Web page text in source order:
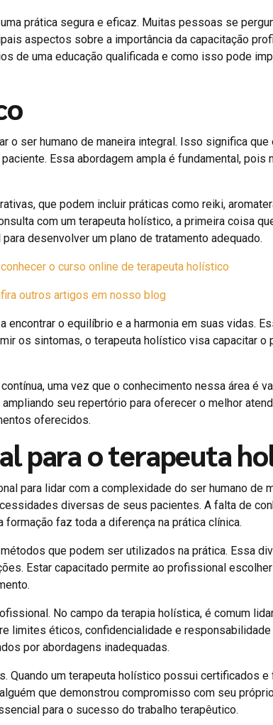
prática segura e eficaz. Muitas pessoas se
aspectos sobre a importância da capacitação
uma educação qualificada e como isso pode
o ser humano de maneira integral. Isso significa
Essa abordagem ampla é fundamental,
que podem incluir práticas como reiki,
com um terapeuta holístico, a primeira coisa
desenvolver um plano de tratamento adequado.
o curso online de terapeuta holístico
outros artigos em nosso blog
o equilíbrio e a harmonia em suas vidas.
os sintomas, o terapeuta holístico visa capacitar
uma vez que o conhecimento nessa área é
seu repertório para oferecer o melhor
oferecidos.
para o terapeuta
para lidar com a complexidade do ser humano de
diversas de seus pacientes. A falta de
formação faz toda a diferença na prática clínica.
que podem ser utilizados na prática. Essa
Estar capacitado permite ao profissional
No campo da terapia holística, é comum
limites éticos, confidencialidade e
por abordagens inadequadas.
Quando um terapeuta holístico possui certificados
que demonstrou compromisso com seu
para o sucesso do trabalho terapêutico.